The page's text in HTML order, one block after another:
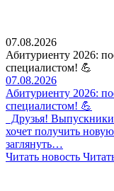
07.08.2026
Абитуриенту 2026:
специалистом! 💪
07.08.2026
Абитуриенту 2026:
специалистом! 💪
Друзья! Выпускники
хочет получить
заглянуть…
Читать новость